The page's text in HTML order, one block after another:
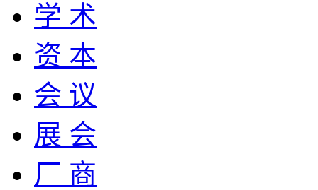
学 术
资 本
会 议
展 会
厂 商